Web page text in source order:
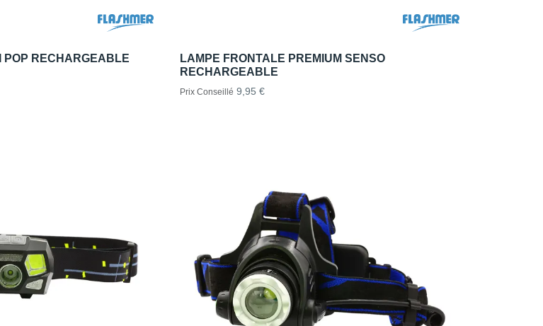
POP RECHARGEABLE
LAMPE FRONTALE PREMIUM SENSO
RECHARGEABLE
Prix Conseillé 9,95 €